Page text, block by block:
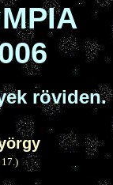
röviden.